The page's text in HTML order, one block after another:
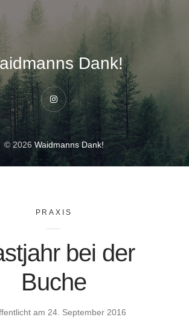
Dank!
Instagram
© 2026Waidmanns Dank!
PRAXIS
bei der
Buche
am 24. September 2016